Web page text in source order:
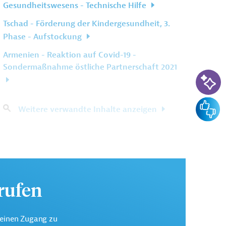
Gesundheitswesens - Technische Hilfe
Tschad - Förderung der Kindergesundheit, 3.
Phase - Aufstockung
Armenien - Reaktion auf Covid-19 -
Sondermaßnahme östliche Partnerschaft 2021
Weitere verwandte Inhalte anzeigen
Zugang zu
KI-